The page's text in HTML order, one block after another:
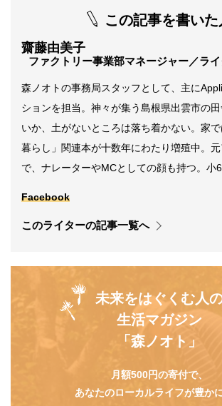
この記事を書いた
齋藤由美子
ファクトリー事業部マネージャー／ラ
森ノオトの事務局スタッフとして、主に
ションを担当。神々が集う島根県出雲市の
いか、土がないところは落ち着かない。家
暮らし」関連本が十数年にわたり増殖中。
で、ナレーターやMCとしての顔も持つ。小6
Facebook
このライターの記事一覧へ
未来をはぐくむ人
生活マガジン
「森ノオト」
月額500円の寄付で、
あなたのローカルライフが豊か